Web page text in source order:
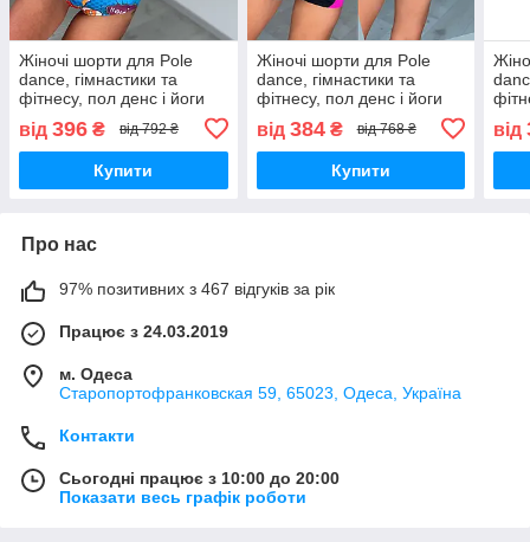
Жіночі шорти для Pole
dance, гімнастики та
фітнесу, пол денс і йоги
від 396 ₴ від 792 ₴
Купити
Жіночі шорти для Pole
dance, гімнастики та
фітнесу, пол денс і йоги
від 384₴ від 768 ₴
Купити
від
Про нас
97% позитивних з 467 відгуків за рік
Працює з 24.03.2019
м. Одеса
Старопортофранковская 59, 65023, Одеса, Україна
Контакти
Сьогодні працює з 10:00 до 20:00
Показати весь графік роботи